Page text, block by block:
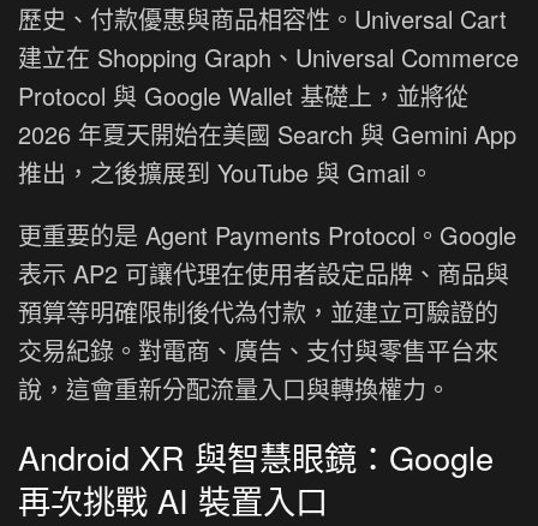
歷史、付款優惠與商品相容性。Universal Cart
建立在 Shopping Graph、Universal Commerce
Protocol 與 Google Wallet 基礎上，並將從
2026 年夏天開始在美國 Search 與 Gemini App
推出，之後擴展到 YouTube 與 Gmail。
更重要的是 Agent Payments Protocol。Google
表示 AP2 可讓代理在使用者設定品牌、商品與
預算等明確限制後代為付款，並建立可驗證的
交易紀錄。對電商、廣告、支付與零售平台來
說，這會重新分配流量入口與轉換權力。
Android XR 與智慧眼鏡：Google
再次挑戰 AI 裝置入口